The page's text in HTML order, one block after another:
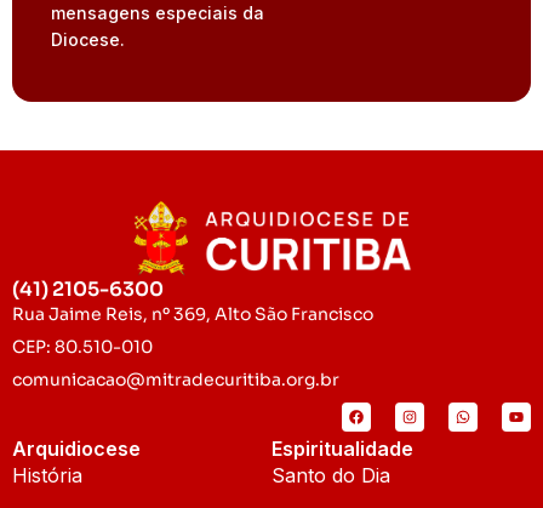
mensagens especiais da
Diocese.
(41) 2105-6300
Rua Jaime Reis, nº 369, Alto São Francisco
CEP: 80.510-010
comunicacao@mitradecuritiba.org.br
Arquidiocese
História
Espiritualidade
Santo do Dia